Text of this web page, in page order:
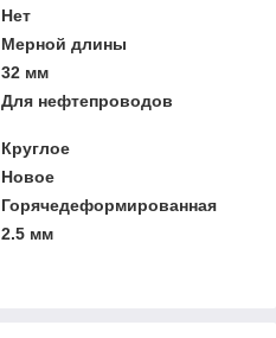
Нет
Мерной длины
32 мм
Для нефтепроводов
Круглое
Новое
Горячедеформированная
2.5 мм